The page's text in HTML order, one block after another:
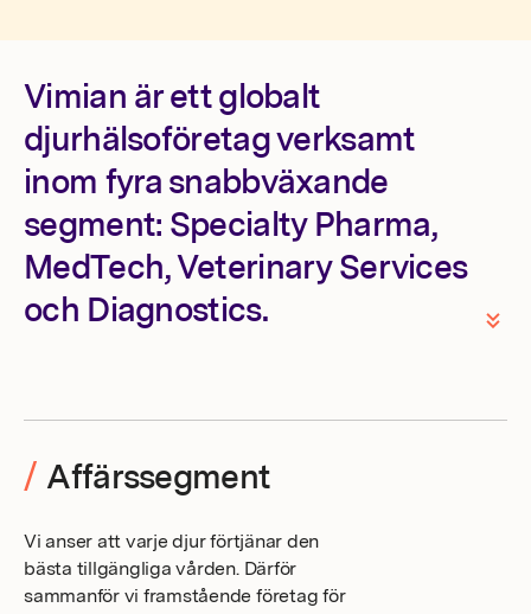
Vimian är ett globalt
djurhälsoföretag verksamt
inom fyra snabbväxande
segment: Specialty Pharma,
MedTech, Veterinary Services
och Diagnostics.
/ Affärssegment
Vi anser att varje djur förtjänar den
bästa tillgängliga vården. Därför
sammanför vi framstående företag för